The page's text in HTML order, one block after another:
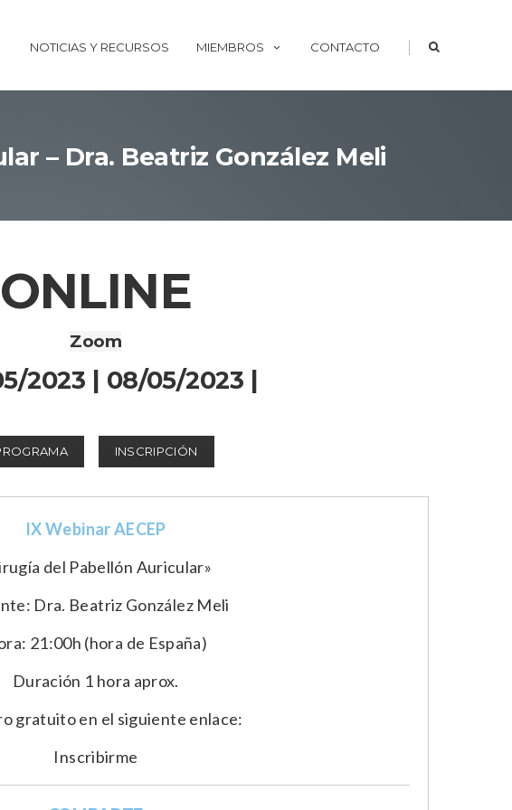
NOTICIAS Y RECURSOS MIEMBROS CONTACTO |
– Dra. Beatriz González Meli
ONLINE
Zoom
2023 | 08/05/2023 |
INSCRIPCIÓN
IX Webinar AECEP
del Pabellón Auricular»
Dra. Beatriz González Meli
21:00h (hora de España)
Duración 1 hora aprox.
gratuito en el siguiente enlace:
Inscribirme